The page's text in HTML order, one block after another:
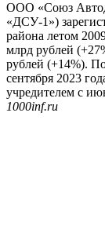
ООО «Союз
«ДСУ-1»)
района летом
млрд рублей
рублей (+14%).
сентября 2023
учредителем с
1000inf.ru